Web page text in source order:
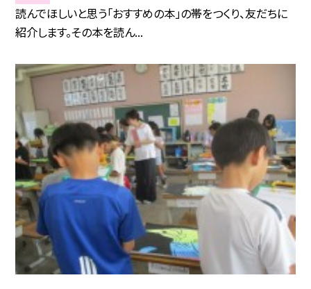
読んでほしいと思う「おすすめの本」の帯をつくり、友だちに
紹介します。その本を読ん...